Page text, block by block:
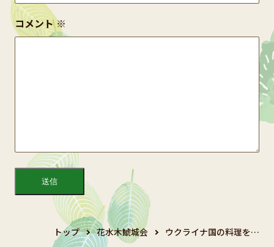
コメント※
トップ 花水木鯱城会 ウクライナ国の料理を…